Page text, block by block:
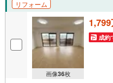
リフォーム
画像36枚
成約